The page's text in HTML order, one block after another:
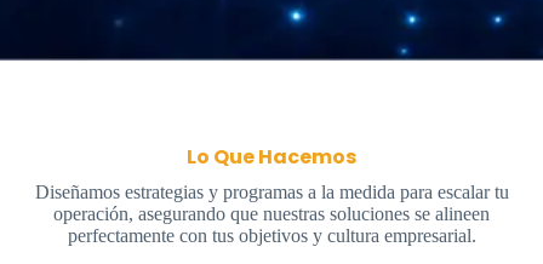
Lo Que Hacemos
Diseñamos estrategias y programas a la medida para escalar tu
operación, asegurando que nuestras soluciones se alineen
perfectamente con tus objetivos y cultura empresarial.